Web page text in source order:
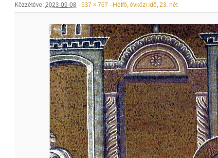
Közzétéve: 2023-09-08 - 537 × 767 - Hétfő, évközi idő, 23. hét